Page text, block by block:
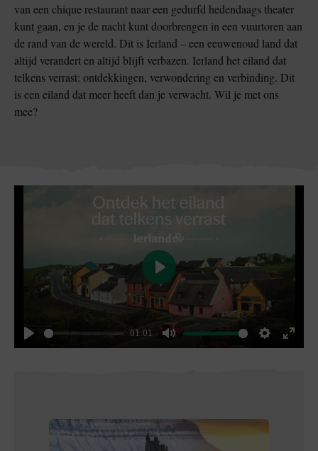
van een chique restaurant naar een gedurfd hedendaags theater
kunt gaan, en je de nacht kunt doorbrengen in een vuurtoren aan
de rand van de wereld. Dit is Ierland – een eeuwenoud land dat
altijd verandert en altijd blijft verbazen. Ierland het eiland dat
telkens verrast: ontdekkingen, verwondering en verbinding. Dit
is een eiland dat meer heeft dan je verwacht. Wil je met ons
mee?
Play
01:01
Mute Settings
Enter
Play